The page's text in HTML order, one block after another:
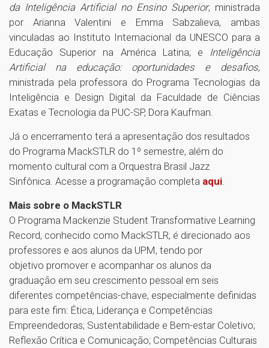
da Inteligência Artificial no Ensino Superior, ministrada
por Arianna Valentini e Emma Sabzalieva, ambas
vinculadas ao Instituto Internacional da UNESCO para a
Educação Superior na América Latina; e Inteligência
Artificial na educação: oportunidades e desafios,
ministrada pela professora do Programa Tecnologias da
Inteligência e Design Digital da Faculdade de Ciências
Exatas e Tecnologia da PUC-SP, Dora Kaufman.
Já o encerramento terá a apresentação dos resultados
do Programa MackSTLR do 1º semestre, além do
momento cultural com a Orquestra Brasil Jazz
Sinfônica. Acesse a programação completa aqui
Mais sobre o MackSTLR
O Programa Mackenzie Student Transformative Learning
Record, conhecido como MackSTLR, é direcionado aos
professores e aos alunos da UPM, tendo por
objetivo promover e acompanhar os alunos da
graduação em seu crescimento pessoal em seis
diferentes competências-chave, especialmente definidas
para este fim: Ética, Liderança e Competências
Empreendedoras; Sustentabilidade e Bem-estar Coletivo;
Reflexão Crítica e Comunicação; Competências Culturais